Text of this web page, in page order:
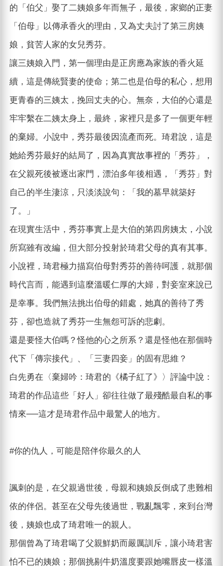
的「伯父」娶了二姨娘多年而無子，最後，家鄉的正妻
「伯母」以傳承香火的理由，又為丈夫討了第三房姨
娘，貧苦人家的女兒秀芬。
讓三姨娘入門，第一個理由是正房應為家族的香火延
續，這是傳統賢妻的使命；第二也是伯母的私心，想用
更青春的三姨太，挽回丈夫的心。無奈，大伯的心還是
牢牢繫在二姨太身上，最終，家裡只是多了一個更年輕
的棄婦。小說中，秀芬最後因流產而死。琦君說，這是
她給秀芬最好的結局了，因為真實故事裡的「秀芬」，
在父親死後被逐出家門，漂泊多年後相遇，「秀芬」對
自己的半生淒涼，只淡淡說句：「我的墓早就築好
了。」
在現實生活中，秀芬事實上是大伯的第四房姨太，小說
所寫雖有改編，但大部分投射於琦君父母的真有其事。
小說裡，琦君極力描寫伯母對秀芬的善待呵護，就那個
時代言而，能遇到這麼溫暖仁厚的大婦，對妾室來說已
是幸事。我們無法挑出伯母的錯處，她真的善待了秀
芬，卻也造就了秀芬一生無怨可訴的悲劇。
還是要怪大伯嗎？怪他的心之所系？還是怪他在那個時
代下「傳宗接代」、「三妻四妾」的固有思維？
白先勇在〈棄婦吟：琦君的《橘子紅了》〉評論中說：
琦君的作品這些「好人」卻往往做了最殘酷最自私的事
情來──這才是琦君作品中最驚人的地方。
#你的仇人，可能是陪伴你最久的人
諷刺的是，在父親過世後，母親和姨娘反倒成了患難相
依的伴侶。甚至在父母先後過世，戰亂飄零，來到台灣
後，姨娘也成了琦君唯一的親人。
那個曾為了琦君喝了父親鮮奶而嚴厲訓斥，讓小琦君害
怕不已的姨娘；那個挑剔牛奶溫度要跟她嘴唇皮一樣溫